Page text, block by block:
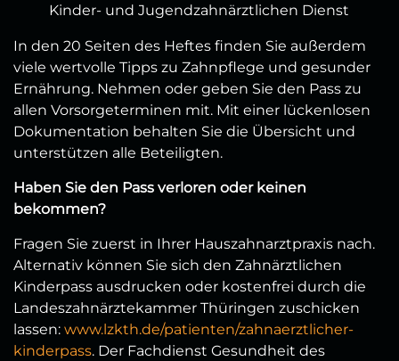
Kinder- und Jugendzahnärztlichen Dienst
In den 20 Seiten des Heftes finden Sie außerdem
viele wertvolle Tipps zu Zahnpflege und gesunder
Ernährung. Nehmen oder geben Sie den Pass zu
allen Vorsorgeterminen mit. Mit einer lückenlosen
Dokumentation behalten Sie die Übersicht und
unterstützen alle Beteiligten.
Haben Sie den Pass verloren oder keinen
bekommen?
Fragen Sie zuerst in Ihrer Hauszahnarztpraxis nach.
Alternativ können Sie sich den Zahnärztlichen
Kinderpass ausdrucken oder kostenfrei durch die
Landeszahnärztekammer Thüringen zuschicken
lassen: www.lzkth.de/patienten/zahnaerztlicher-
kinderpass. Der Fachdienst Gesundheit des